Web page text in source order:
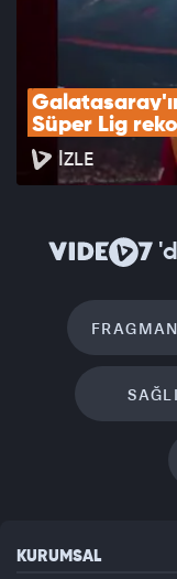
Süper Lig
İZLE
KURUMSAL